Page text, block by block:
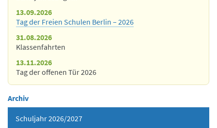
13.09.2026
Tag der Freien Schulen Berlin – 2026
31.08.2026
Klassenfahrten
13.11.2026
Tag der offenen Tür 2026
Archiv
Schuljahr 2026/2027